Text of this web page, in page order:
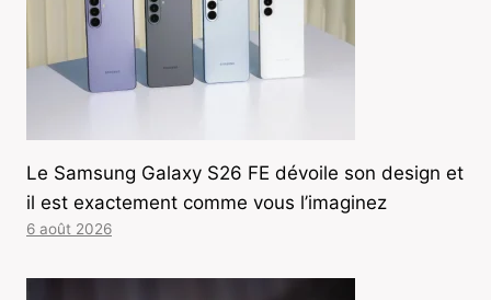
Le Samsung Galaxy S26 FE dévoile son design et
il est exactement comme vous l’imaginez
6 août 2026